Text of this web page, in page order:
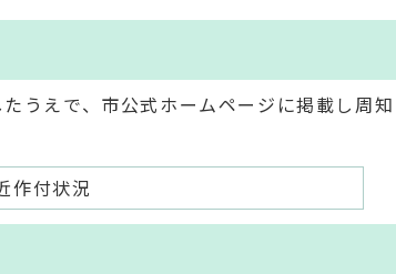
うえで、市公式ホームページに掲載し周知
作付状況